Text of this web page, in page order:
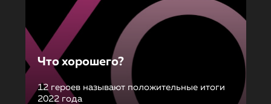
Что хорошего?
12 героев называют положительные итоги
2022 года